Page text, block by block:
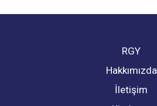
RGY
Hakkımızda
İletişim